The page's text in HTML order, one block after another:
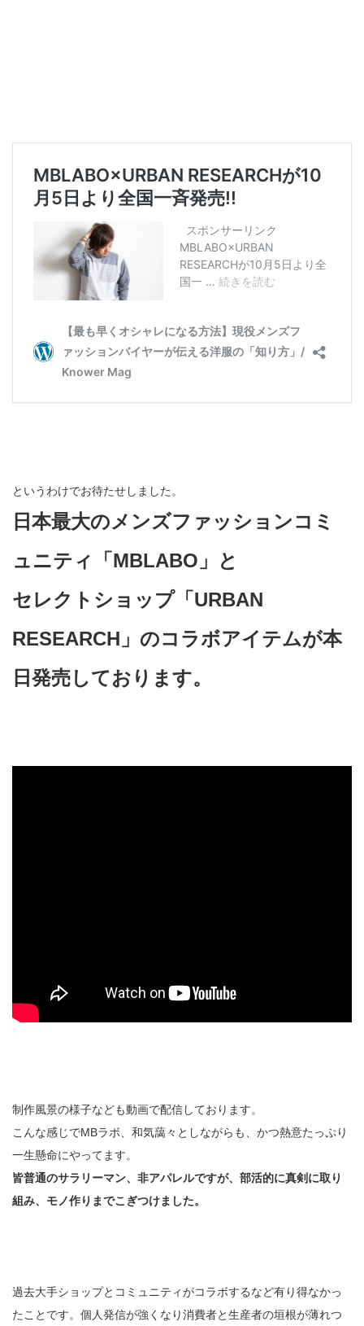
というわけでお待たせしました。
日本最大のメンズファッションコミ
ュニティ「MBLABO」と
セレクトショップ「URBAN
RESEARCH」のコラボアイテムが本
日発売しております。
制作風景の様子なども動画で配信しております。
こんな感じでMBラボ、和気藹々としながらも、かつ熱意たっぷり
一生懸命にやってます。
皆普通のサラリーマン、非アパレルですが、部活的に真剣に取り
組み、モノ作りまでこぎつけました。
過去大手ショップとコミュニティがコラボするなど有り得なかっ
たことです。個人発信が強くなり消費者と生産者の垣根が薄れつ